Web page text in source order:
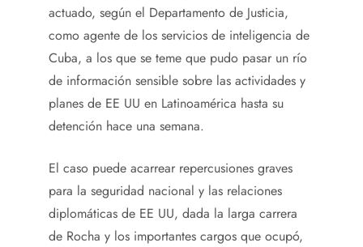
actuado, según el Departamento de Justicia,
como agente de los servicios de inteligencia de
Cuba, a los que se teme que pudo pasar un río
de información sensible sobre las actividades y
planes de EE UU en Latinoamérica hasta su
detención hace una semana.
El caso puede acarrear repercusiones graves
para la seguridad nacional y las relaciones
diplomáticas de EE UU, dada la larga carrera
de Rocha y los importantes cargos que ocupó,